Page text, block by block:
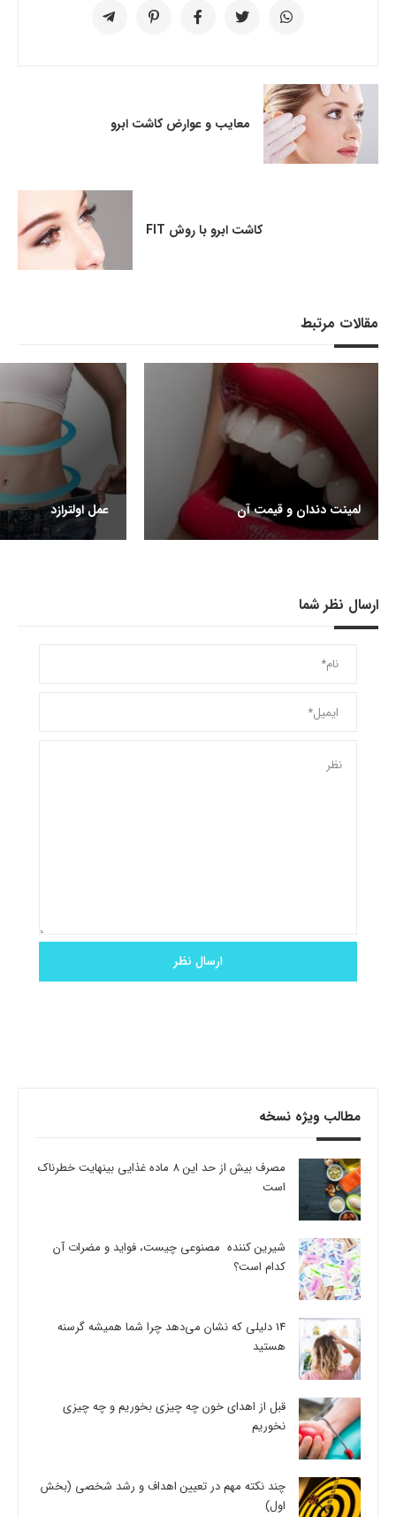
معایب و عوارض کاشت ابرو
کاشت ابرو با روش FIT
مقالات مرتبط
لمینت دندان و قیمت آن عمل اولترازد
ارسال نظر شما
مطالب ویژه نسخه
مصرف بیش از حد این 8 ماده غذایی بینهایت خطرناک
است
شیرین کننده مصنوعی چیست، فواید و مضرات آن
کدام است؟
14 دلیلی که نشان می‌دهد چرا شما همیشه گرسنه
هستید
قبل از اهدای خون چه چیزی بخوریم و چه چیزی
نخوریم
چند نکته مهم در تعیین اهداف و رشد شخصی (بخش
اول)